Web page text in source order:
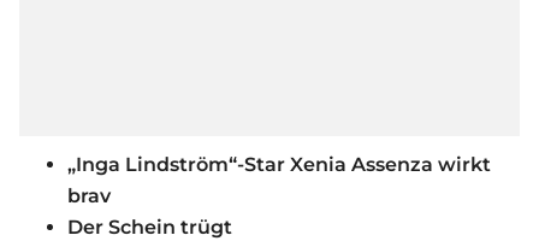
„Inga Lindström“-Star Xenia Assenza wirkt
brav
Der Schein trügt